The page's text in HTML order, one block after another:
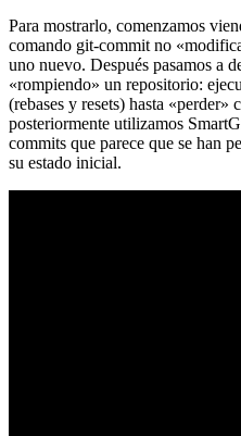
Para mostrarlo, comenzamos
comando git-commit no
uno nuevo. Después pasamos a
«rompiendo» un repositorio:
(rebases y resets) hasta «perder»
posteriormente utilizamos
commits que parece que se han
su estado inicial.